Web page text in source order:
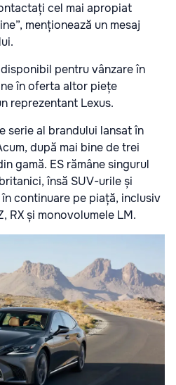
cel mai apropiat
menționează un mesaj
pentru vânzare în
în oferta altor piețe
reprezentant Lexus.
serie al brandului lansat în
după mai bine de trei
gamă. ES rămâne singurul
însă SUV-urile și
continuare pe piață, inclusiv
RX și monovolumele LM.